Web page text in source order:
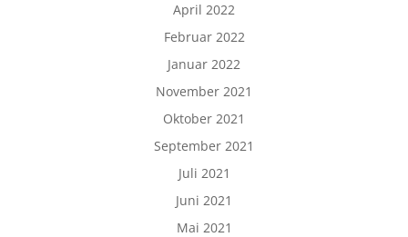
April 2022
Februar 2022
Januar 2022
November 2021
Oktober 2021
September 2021
Juli 2021
Juni 2021
Mai 2021